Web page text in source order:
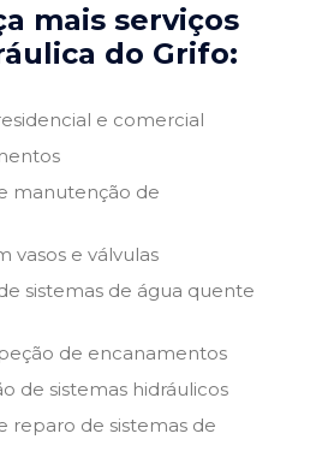
mais serviços
do Grifo:
e comercial
manutenção de
vasos e válvulas
sistemas de água quente
de encanamentos
de sistemas hidráulicos
reparo de sistemas de